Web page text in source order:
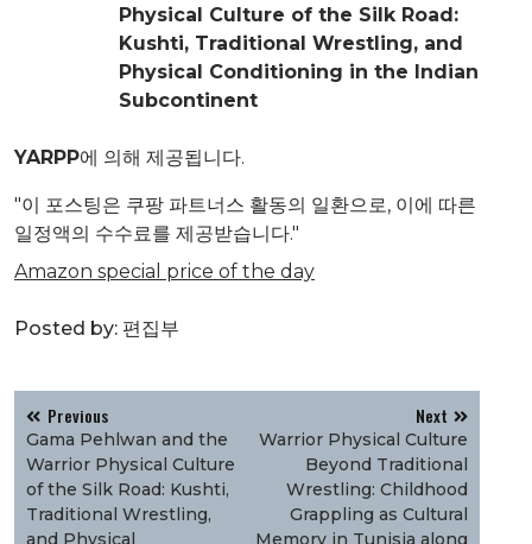
Physical Culture of the Silk Road:
Kushti, Traditional Wrestling, and
Physical Conditioning in the Indian
Subcontinent
YARPP에 의해 제공됩니다.
"이 포스팅은 쿠팡 파트너스 활동의 일환으로, 이에 따른
일정액의 수수료를 제공받습니다."
Amazon special price of the day
Posted by: 편집부
글
탐
색
Previous
Gama Pehlwan and the
Warrior Physical Culture
of the Silk Road: Kushti,
Traditional Wrestling,
and Physical
Next
Warrior Physical Culture
Beyond Traditional
Wrestling: Childhood
Grappling as Cultural
Memory in Tunisia along